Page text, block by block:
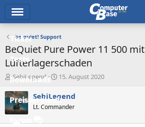
Ticker
Tests
Downloads
Preisvergleich
Forum
be quiet! Support
BeQuiet Pure Power 11 500 mit
Lüfterlagerschaden
E
r
s
t
e
SebiLegend
E
s
t
e
15. August 2020
SebiLegend
Lt. Commander